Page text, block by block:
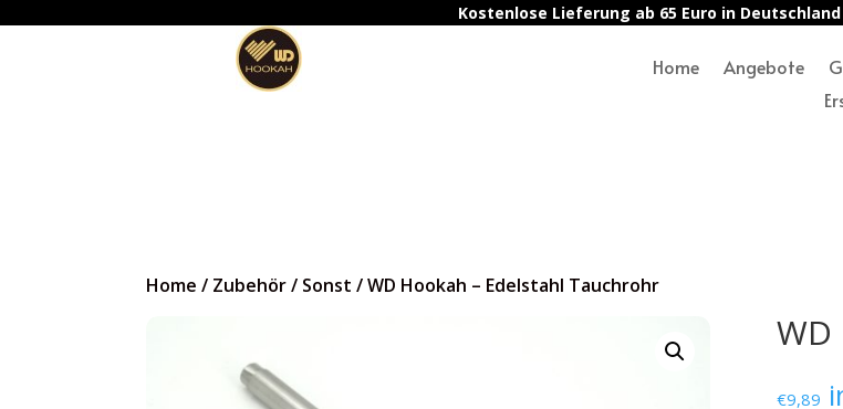
Kostenlose Lieferung ab 65 Euro in
Home Angebote
Home / Zubehör/ Sonst /WD Hookah – Edelstahl Tauchrohr
€9,89